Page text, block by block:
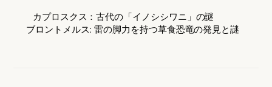
カプロスクス：古代の「イノシシワニ」の謎
ブロントメルス: 雷の脚力を持つ草食恐竜の発見と謎